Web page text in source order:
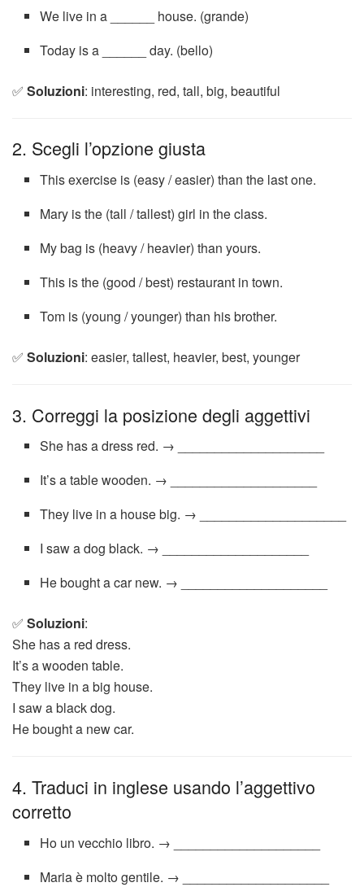
We live in a ______ house. (grande)
Today is a ______ day. (bello)
✅ Soluzioni: interesting, red, tall, big, beautiful
2. Scegli l’opzione giusta
This exercise is (easy / easier) than the last one.
Mary is the (tall / tallest) girl in the class.
My bag is (heavy / heavier) than yours.
This is the (good / best) restaurant in town.
Tom is (young / younger) than his brother.
✅ Soluzioni: easier, tallest, heavier, best, younger
3. Correggi la posizione degli aggettivi
She has a dress red. → ____________________
It’s a table wooden. → ____________________
They live in a house big. → ____________________
I saw a dog black. → ____________________
He bought a car new. → ____________________
✅ Soluzioni:
She has a red dress.
It’s a wooden table.
They live in a big house.
I saw a black dog.
He bought a new car.
4. Traduci in inglese usando l’aggettivo
corretto
Ho un vecchio libro. → ____________________
Maria è molto gentile. → ____________________